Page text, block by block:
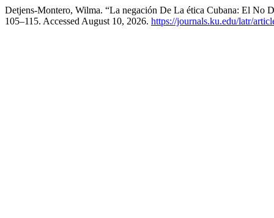
Detjens-Montero, Wilma. “La negación De La ética Cubana: El No
105–115. Accessed August 10, 2026. https://journals.ku.edu/latr/